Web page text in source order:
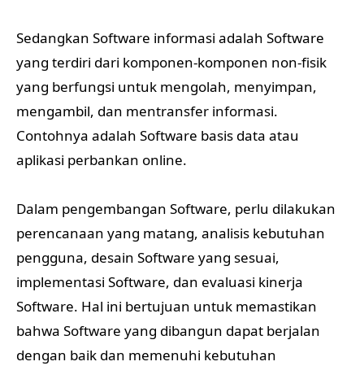
Sedangkan Software informasi adalah Software
yang terdiri dari komponen-komponen non-fisik
yang berfungsi untuk mengolah, menyimpan,
mengambil, dan mentransfer informasi.
Contohnya adalah Software basis data atau
aplikasi perbankan online.
Dalam pengembangan Software, perlu dilakukan
perencanaan yang matang, analisis kebutuhan
pengguna, desain Software yang sesuai,
implementasi Software, dan evaluasi kinerja
Software. Hal ini bertujuan untuk memastikan
bahwa Software yang dibangun dapat berjalan
dengan baik dan memenuhi kebutuhan